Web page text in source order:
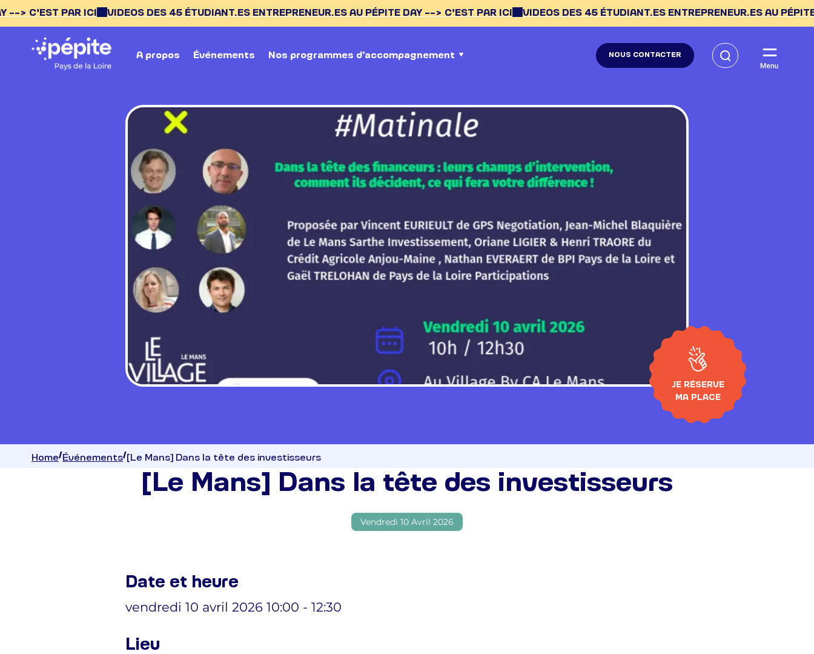
PAR ICI VIDEOS DES 45 ÉTUDIANT.ES ENTREPRENEUR.ES AU PÉPITE DAY --> C'EST PAR ICI VIDEOS DES 45 ÉTUDIANT.ES ENTREPRENEUR.ES AU PÉPITE DAY -->
A propos Événements Nos programmes d’accompagnement NOUS CONTACTER
JE RÉSERVE
MA PLACE
Home Événements [Le Mans] Dans la tête des investisseurs
[Le Mans] Dans la tête des investisseurs
Vendredi 10 Avril 2026
Date et heure
vendredi 10 avril 2026 10:00 - 12:30
Lieu